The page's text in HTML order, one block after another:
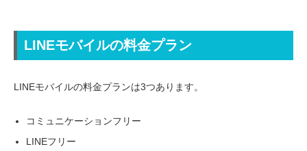
LINEモバイルの料金プラン
LINEモバイルの料金プランは3つあります。
コミュニケーションフリー
LINEフリー